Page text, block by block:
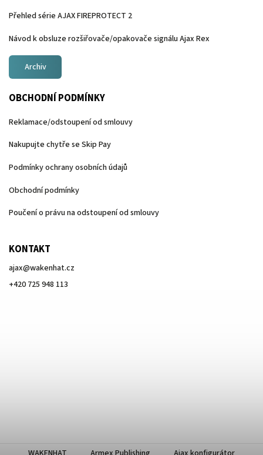
Přehled série AJAX FIREPROTECT 2
Návod k obsluze rozšiřovače/opakovače signálu Ajax Rex
Archiv
OBCHODNÍ PODMÍNKY
Reklamace/odstoupení od smlouvy
Nakupujte chytře se Skip Pay
Podmínky ochrany osobních údajů
Obchodní podmínky
Poučení o právu na odstoupení od smlouvy
KONTAKT
ajax@wakenhat.cz
+420 725 948 113